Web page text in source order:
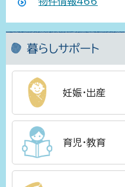
暮らしサポート
妊娠・出産
育児・教育